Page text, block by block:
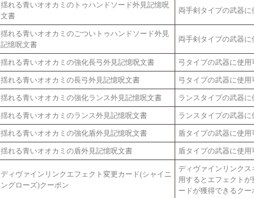
揺れる青いオオカミのトゥハンドソード外見記憶呪
文書
両手剣タイプの武器に
揺れる青いオオカミのごついトゥハンドソード外見
記憶呪文書
両手剣タイプの武器に
揺れる青いオオカミの強化長弓外見記憶呪文書 弓タイプの武器に使用
揺れる青いオオカミの長弓外見記憶呪文書 弓タイプの武器に使用
揺れる青いオオカミの強化ランス外見記憶呪文書 ランスタイプの武器に
揺れる青いオオカミのランス外見記憶呪文書 ランスタイプの武器に
揺れる青いオオカミの強化盾外見記憶呪文書 盾タイプの武器に使用
揺れる青いオオカミの盾外見記憶呪文書 盾タイプの武器に使用
ディヴァインリンクエフェクト変更カード(シャイニ
ングローズ)クーポン
ディヴァインリンクス
用するとエフェクトが
ードが獲得できるクー